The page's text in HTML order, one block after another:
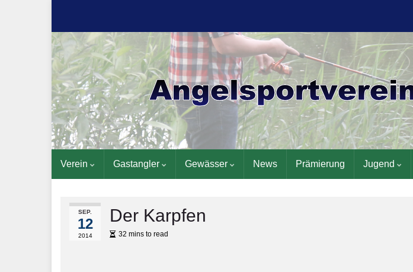
Verein Gastangler Gewässer News Prämierung Jugend
SEP.
12
2014
Der Karpfen
32 mins to read